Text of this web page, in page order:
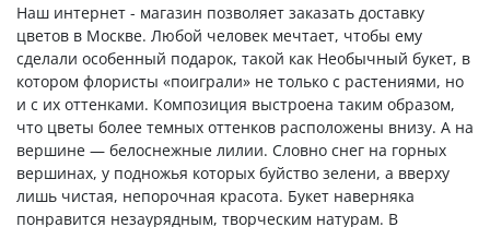
Наш интернет - магазин позволяет заказать доставку
цветов в Москве. Любой человек мечтает, чтобы ему
сделали особенный подарок, такой как Необычный букет, в
котором флористы «поиграли» не только с растениями, но
и с их оттенками. Композиция выстроена таким образом,
что цветы более темных оттенков расположены внизу. А на
вершине — белоснежные лилии. Словно снег на горных
вершинах, у подножья которых буйство зелени, а вверху
лишь чистая, непорочная красота. Букет наверняка
понравится незаурядным, творческим натурам. В